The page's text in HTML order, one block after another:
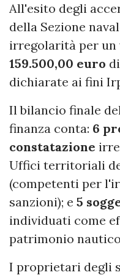
All'esito degli
della Sezione
irregolarità per un
159.500,00 euro
dichiarate ai fini
Il bilancio finale
finanza conta: 6
constatazione
Uffici territoriali
(competenti per
sanzioni); e 5
individuati come
patrimonio
I proprietari degli